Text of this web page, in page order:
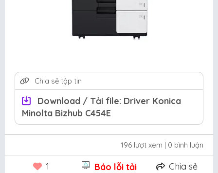
Chia sẻ tập tin
Download / Tải file: Driver Konica
Minolta Bizhub C454E
196 lượt xem | 0 bình luận
1
Báo lỗi tải
Chia sẻ